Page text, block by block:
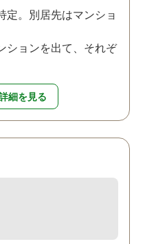
定。別居先はマンショ
ションを出て、それぞ
細を見る